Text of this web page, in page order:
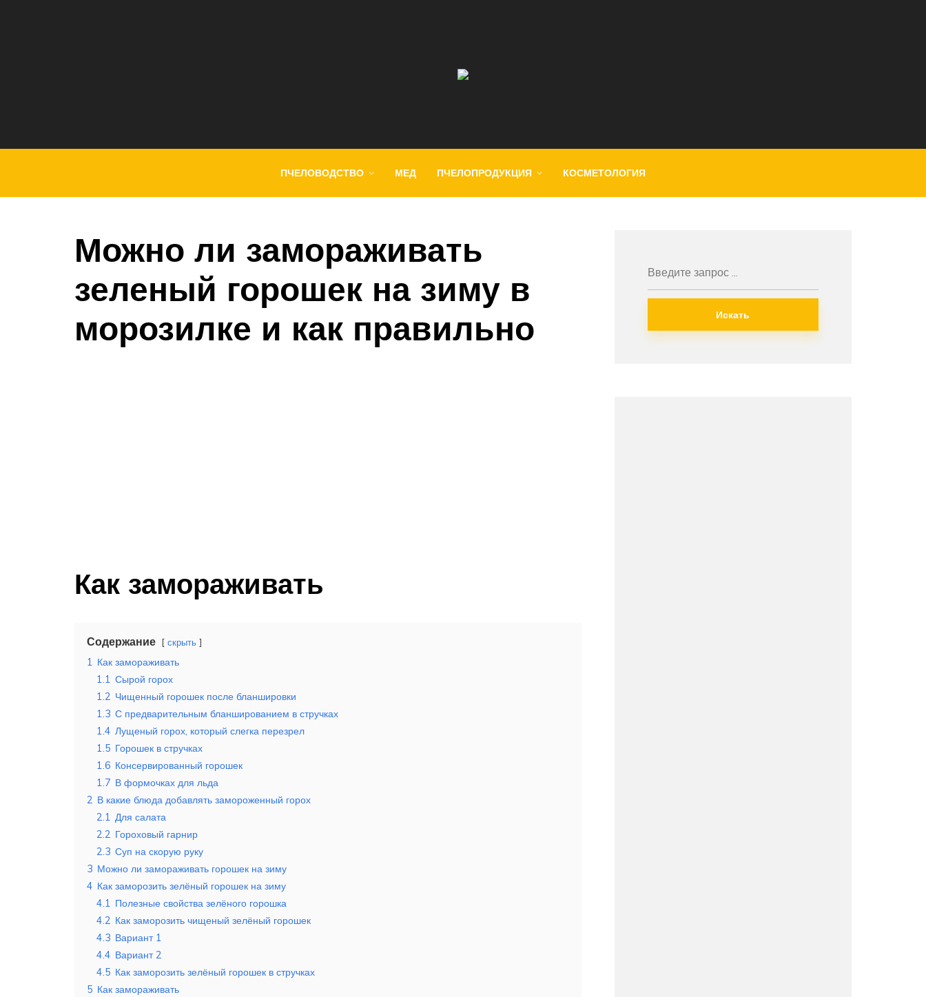
ПЧЕЛОВОДСТВО МЕД ПЧЕЛОПРОДУКЦИЯ КОСМЕТОЛОГИЯ
Можно ли замораживать
зеленый горошек на зиму в
морозилке и как правильно
Как замораживать
Содержание скрыть
1 Как замораживать
1.1 Сырой горох
1.2 Чищенный горошек после бланшировки
1.3 С предварительным бланшированием в стручках
1.4 Лущеный горох, который слегка перезрел
1.5 Горошек в стручках
1.6 Консервированный горошек
1.7 В формочках для льда
2 В какие блюда добавлять замороженный горох
2.1 Для салата
2.2 Гороховый гарнир
2.3 Суп на скорую руку
3 Можно ли замораживать горошек на зиму
4 Как заморозить зелёный горошек на зиму
4.1 Полезные свойства зелёного горошка
4.2 Как заморозить чищеный зелёный горошек
4.3 Вариант 1
4.4 Вариант 2
4.5 Как заморозить зелёный горошек в стручках
5 Как замораживать
Искать